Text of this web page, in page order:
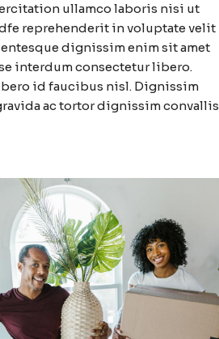
ullamco laboris nisi ut
reprehenderit in voluptate velit
dignissim enim sit amet
interdum consectetur libero.
id faucibus nisl. Dignissim
ac tortor dignissim convallis